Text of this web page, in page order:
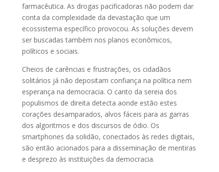
farmacêutica. As drogas pacificadoras não podem dar
conta da complexidade da devastação que um
ecossistema específico provocou. As soluções devem
ser buscadas também nos planos econômicos,
políticos e sociais.
Cheios de carências e frustrações, os cidadãos
solitários já não depositam confiança na política nem
esperança na democracia. O canto da sereia dos
populismos de direita detecta aonde estão estes
corações desamparados, alvos fáceis para as garras
dos algoritmos e dos discursos de ódio. Os
smartphones da solidão, conectados às redes digitais,
são então acionados para a disseminação de mentiras
e desprezo às instituições da democracia.